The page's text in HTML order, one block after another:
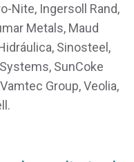
Nite, Ingersoll Rand,
Metals, Maud
Sinosteel,
SunCoke
Group, Veolia,